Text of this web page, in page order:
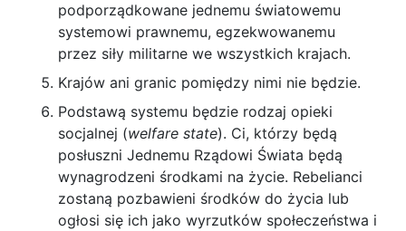
podporządkowane jednemu światowemu
systemowi prawnemu, egzekwowanemu
przez siły militarne we wszystkich krajach.
Krajów ani granic pomiędzy nimi nie będzie.
Podstawą systemu będzie rodzaj opieki
socjalnej (welfare state). Ci, którzy będą
posłuszni Jednemu Rządowi Świata będą
wynagrodzeni środkami na życie. Rebelianci
zostaną pozbawieni środków do życia lub
ogłosi się ich jako wyrzutków społeczeństwa i